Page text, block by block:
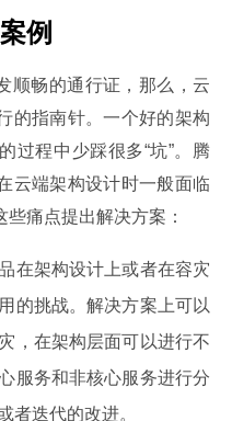
例
顺畅的通行证，那么，云
的指南针。一个好的架构
过程中少踩很多“坑”。腾
云端架构设计时一般面临
痛点提出解决方案：
在架构设计上或者在容灾
的挑战。解决方案上可以
，在架构层面可以进行不
服务和非核心服务进行分
者迭代的改进。